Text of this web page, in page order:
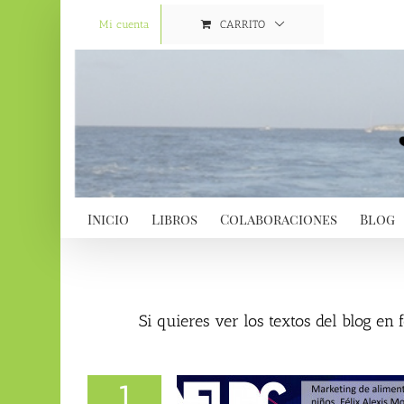
Mi cuenta CARRITO
Inicio Libros Colaboraciones Blog
Si quieres ver los textos del blog en
1